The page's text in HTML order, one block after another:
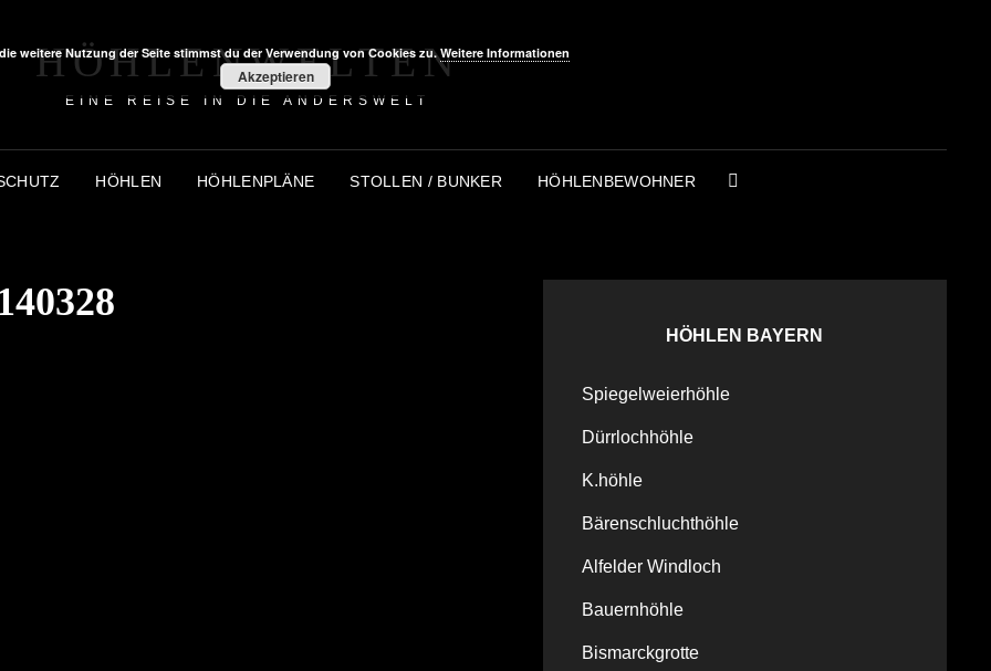
HÖHLENWELTEN
EINE REISE IN DIE ANDERSWELT
HÖHLEN HÖHLENPLÄNE STOLLEN / BUNKER HÖHLENBEWOHNER
HÖHLEN BAYERN
Spiegelweierhöhle
Dürrlochhöhle
K.höhle
Bärenschluchthöhle
Alfelder Windloch
Bauernhöhle
Bismarckgrotte
weitere Nutzung der Seite stimmst du der Verwendung von Cookies zu.Weitere Informationen
Akzeptieren